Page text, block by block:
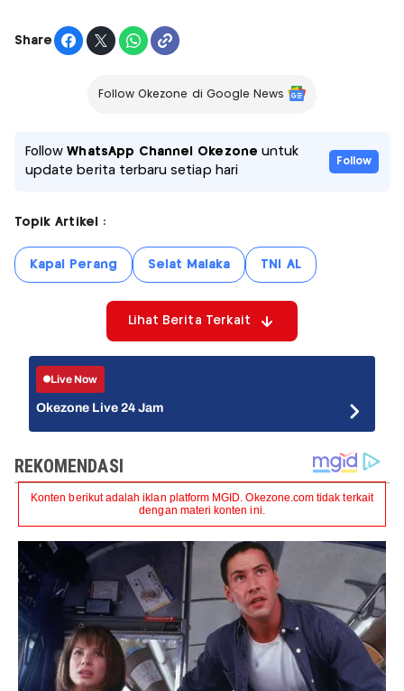
Share
Follow Okezone di Google News
FollowWhatsApp Channel Okezone untuk
update berita terbaru setiap hari
Follow
Topik Artikel :
Kapal Perang Selat Malaka TNI AL
Lihat Berita Terkait
Live Now
Okezone Live 24 Jam